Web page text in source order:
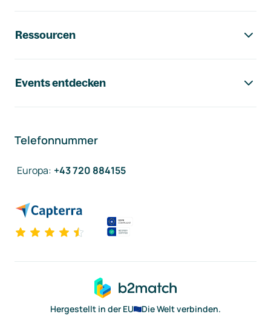
Ressourcen
Events entdecken
Telefonnummer
Europa: +43 720 884155
Hergestellt in der EU
Die Welt verbinden.